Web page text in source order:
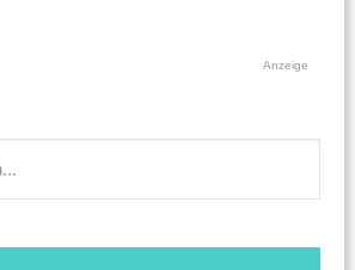
Anzeige